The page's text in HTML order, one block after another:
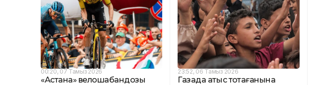
00:20, 07 Тамыз 2026
«Астана» велошабандозы
23:52, 06 Тамыз 2026
Газада атыс тоқтағанына